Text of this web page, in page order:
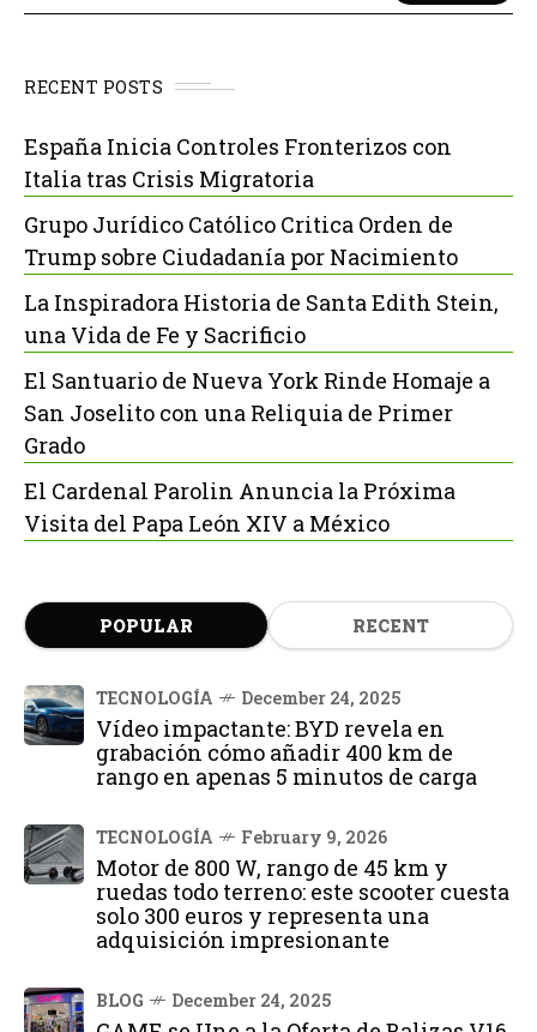
RECENT POSTS
España Inicia Controles Fronterizos con
Italia tras Crisis Migratoria
Grupo Jurídico Católico Critica Orden de
Trump sobre Ciudadanía por Nacimiento
La Inspiradora Historia de Santa Edith Stein,
una Vida de Fe y Sacrificio
El Santuario de Nueva York Rinde Homaje a
San Joselito con una Reliquia de Primer
Grado
El Cardenal Parolin Anuncia la Próxima
Visita del Papa León XIV a México
POPULAR RECENT
TECNOLOGÍA December 24, 2025
Vídeo impactante: BYD revela en
grabación cómo añadir 400 km de
rango en apenas 5 minutos de carga
TECNOLOGÍA February 9, 2026
Motor de 800 W, rango de 45 km y
ruedas todo terreno: este scooter cuesta
solo 300 euros y representa una
adquisición impresionante
BLOG December 24, 2025